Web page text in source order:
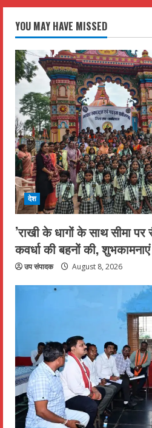
YOU MAY HAVE MISSED
देश
’राखी के धागों के साथ सीमा
कवर्धा की बहनों की, शुभकामनाएं
उप संपादक August 8, 2026